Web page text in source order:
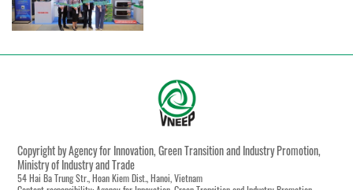
Copyright by Agency for Innovation, Green Transition and Industry Promotion,
Ministry of Industry and Trade
54 Hai Ba Trung Str., Hoan Kiem Dist., Hanoi, Vietnam